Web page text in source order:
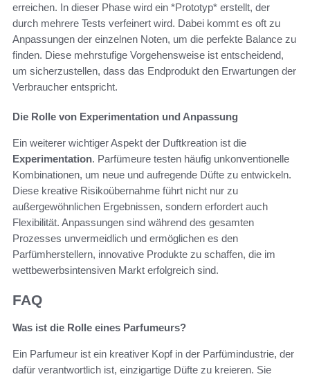
erreichen. In dieser Phase wird ein *Prototyp* erstellt, der
durch mehrere Tests verfeinert wird. Dabei kommt es oft zu
Anpassungen der einzelnen Noten, um die perfekte Balance zu
finden. Diese mehrstufige Vorgehensweise ist entscheidend,
um sicherzustellen, dass das Endprodukt den Erwartungen der
Verbraucher entspricht.
Die Rolle von Experimentation und Anpassung
Ein weiterer wichtiger Aspekt der Duftkreation ist die
Experimentation. Parfümeure testen häufig unkonventionelle
Kombinationen, um neue und aufregende Düfte zu entwickeln.
Diese kreative Risikoübernahme führt nicht nur zu
außergewöhnlichen Ergebnissen, sondern erfordert auch
Flexibilität. Anpassungen sind während des gesamten
Prozesses unvermeidlich und ermöglichen es den
Parfümherstellern, innovative Produkte zu schaffen, die im
wettbewerbsintensiven Markt erfolgreich sind.
FAQ
Was ist die Rolle eines Parfumeurs?
Ein Parfumeur ist ein kreativer Kopf in der Parfümindustrie, der
dafür verantwortlich ist, einzigartige Düfte zu kreieren. Sie